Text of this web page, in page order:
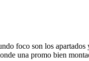
foco son los apartados
una promo bien